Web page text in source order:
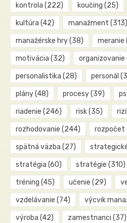
kontrola (222) koučing (25)
kultúra (42) manažment (313)
manažérske hry(38) meranie
motivácia (32) organizovanie
personalistika (28) personál
plány(48) procesy(39)
riadenie (246) risk(35)
rozhodovanie (244) rozpočet
spätná väzba (27)
stratégia (60) stratégie (310)
tréning (45) učenie (29)
vzdelávanie (74) výcvik
výroba (42) zamestnanci (37)